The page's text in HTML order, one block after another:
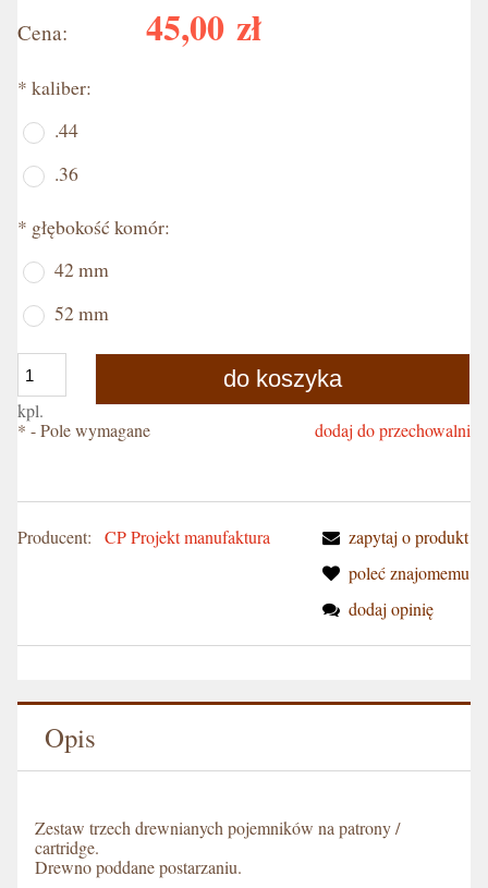
Cena:
45,00 zł
* kaliber:
.44
.36
* głębokość komór:
42 mm
52 mm
kpl.
do koszyka
dodaj do przechowalni
* - Pole wymagane
Producent: CP Projekt manufaktura
zapytaj o produkt
poleć znajomemu
dodaj opinię
Opis
Zestaw trzech drewnianych pojemników na patrony /
cartridge.
Drewno poddane postarzaniu.